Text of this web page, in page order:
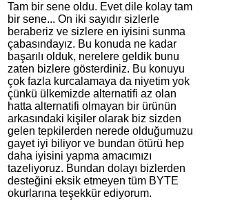
Tam bir sene oldu. Evet dile kolay tam
bir sene... On iki sayıdır sizlerle
beraberiz ve sizlere en iyisini sunma
çabasındayız. Bu konuda ne kadar
başarılı olduk, nerelere geldik bunu
zaten bizlere gösterdiniz. Bu konuyu
çok fazla kurcalamaya da niyetim yok
çünkü ülkemizde alternatifi az olan
hatta alternatifi olmayan bir ürünün
arkasındaki kişiler olarak biz sizden
gelen tepkilerden nerede olduğumuzu
gayet iyi biliyor ve bundan ötürü hep
daha iyisini yapma amacımızı
tazeliyoruz. Bundan dolayı bizlerden
desteğini eksik etmeyen tüm BYTE
okurlarına teşekkür ediyorum.